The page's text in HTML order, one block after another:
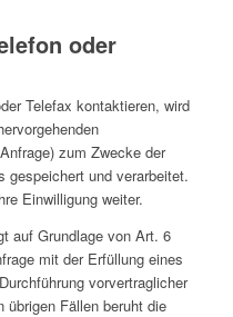
oder
Telefax kontaktieren, wird
zum Zwecke der
gespeichert und verarbeitet.
Einwilligung weiter.
auf Grundlage von Art. 6
mit der Erfüllung eines
vorvertraglicher
übrigen Fällen beruht die